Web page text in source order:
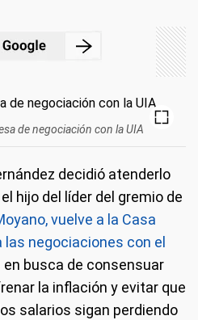
de negociación con la UIA
decidió atenderlo
hijo del líder del gremio de
vuelve a la Casa
negociaciones con el
en busca de consensuar
la inflación y evitar que
salarios sigan perdiendo